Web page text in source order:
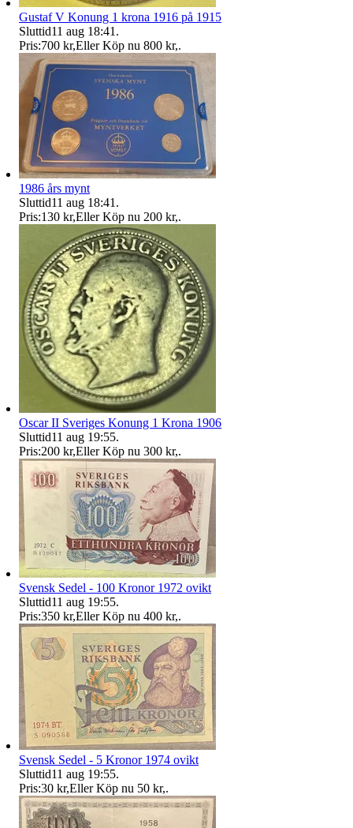
Gustaf V Konung 1 krona 1916 på 1915
Sluttid11 aug 18:41 .
Pris:700 kr,Eller Köp nu 800 kr,.
1986 års mynt
Sluttid11 aug 18:41 .
Pris:130 kr,Eller Köp nu 200 kr,.
Oscar II Sveriges Konung 1 Krona 1906
Sluttid11 aug 19:55.
Pris:200 kr,Eller Köp nu 300 kr,.
Svensk Sedel - 100 Kronor 1972 ovikt
Sluttid11 aug 19:55.
Pris:350 kr,Eller Köp nu 400 kr,.
Svensk Sedel - 5 Kronor 1974 ovikt
Sluttid11 aug 19:55.
Pris:30 kr,Eller Köp nu 50 kr,.